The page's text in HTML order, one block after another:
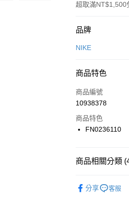
超取滿NT$1,500
付款方式
信用卡一次付款
合作金庫商業銀
華南商業銀行
上海商業儲蓄銀
國泰世華商業銀
聯邦商業銀行
台新國際商業銀
LINE Pay
Apple Pay
【關於「AFTEE先
品牌
NIKE
商品特色
商品編號
10938378
商品特色
FN0236110
商品相關分類
分享 客服